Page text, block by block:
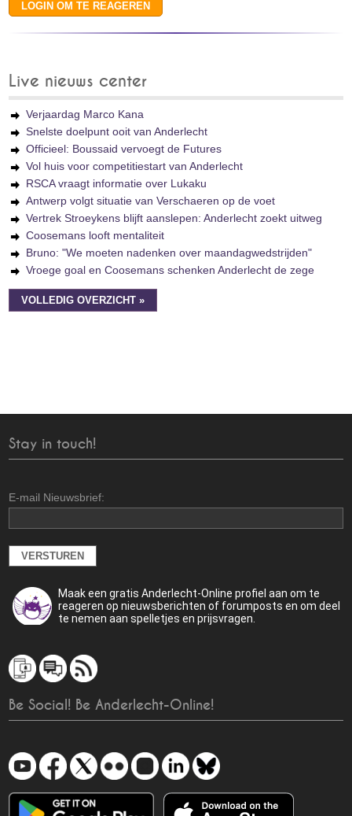
Live nieuws center
Verjaardag Marco Kana
Snelste doelpunt ooit van Anderlecht
Officieel: Boussaid vervoegt de Futures
Vol huis voor competitiestart van Anderlecht
RSCA vraagt informatie over Lukaku
Antwerp volgt situatie van Verschaeren op de voet
Vertrek Stroeykens blijft aanslepen: Anderlecht zoekt uitweg
Coosemans looft mentaliteit
Bruno: "We moeten nadenken over maandagwedstrijden"
Vroege goal en Coosemans schenken Anderlecht de zege
VOLLEDIG OVERZICHT »
Stay in touch!
E-mail Nieuwsbrief:
Maak een gratis Anderlecht-Online profiel aan om te
reageren op nieuwsberichten of forumposts en om deel
te nemen aan spelletjes en prijsvragen.
Be Social! Be Anderlecht-Online!